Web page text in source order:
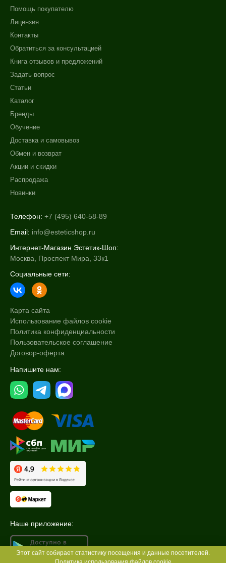
Помощь покупателю
Лицензия
Контакты
Обратиться за консультацией
Книга отзывов и предложений
Задать вопрос
Статьи
Каталог
Бренды
Обучение
Доставка и самовывоз
Обмен и возврат
Акции и скидки
Распродажа
Новинки
Телефон: +7 (495) 640-58-89
Email: info@esteticshop.ru
Интернет-Магазин Эстетик-Шоп:
Москва, Проспект Мира, 33к1
Социальные сети:
Карта сайта
Использование файлов cookie
Политика конфиденциальности
Пользовательское соглашение
Договор-оферта
Напишите нам:
Наше приложение:
Этот сайт собирает статистику посещения и данные посетителей.